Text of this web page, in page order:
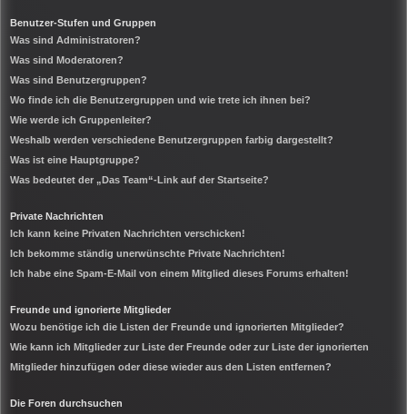
Benutzer-Stufen und Gruppen
Was sind Administratoren?
Was sind Moderatoren?
Was sind Benutzergruppen?
Wo finde ich die Benutzergruppen und wie trete ich ihnen bei?
Wie werde ich Gruppenleiter?
Weshalb werden verschiedene Benutzergruppen farbig dargestellt?
Was ist eine Hauptgruppe?
Was bedeutet der „Das Team“-Link auf der Startseite?
Private Nachrichten
Ich kann keine Privaten Nachrichten verschicken!
Ich bekomme ständig unerwünschte Private Nachrichten!
Ich habe eine Spam-E-Mail von einem Mitglied dieses Forums erhalten!
Freunde und ignorierte Mitglieder
Wozu benötige ich die Listen der Freunde und ignorierten Mitglieder?
Wie kann ich Mitglieder zur Liste der Freunde oder zur Liste der ignorierten
Mitglieder hinzufügen oder diese wieder aus den Listen entfernen?
Die Foren durchsuchen